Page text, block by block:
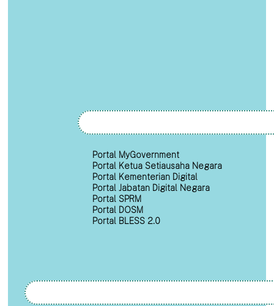
Portal MyGovernment
Portal Ketua Setiausaha Negara
Portal Kementerian Digital
Portal Jabatan Digital Negara
Portal SPRM
Portal DOSM
Portal BLESS 2.0